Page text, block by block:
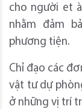
cho người et
nhằm đảm
phương tiện.
Chỉ đạo các
vật tư dự
ở những vị trí